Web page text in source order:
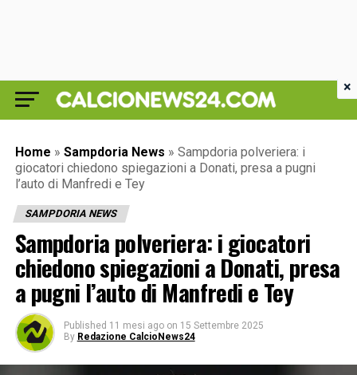
Home » Sampdoria News » Sampdoria polveriera: i
giocatori chiedono spiegazioni a Donati, presa a pugni
l’auto di Manfredi e Tey
SAMPDORIA NEWS
Sampdoria polveriera: i giocatori
chiedono spiegazioni a Donati, presa
a pugni l’auto di Manfredi e Tey
Published 11 mesi ago on 15 Settembre 2025
By Redazione CalcioNews24
×